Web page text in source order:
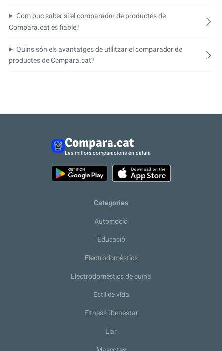
Com puc saber si el comparador de productes de
Compara.cat és fiable?
Quins són els avantatges de utilitzar el comparador de
productes de Compara.cat?
Compara.cat
Les millors comparacions en català
Categories
Automoció
Educació
Electrodomèstics
Electrodomèstics de cuina
Estil de vida
Fitness i benestar
Llar